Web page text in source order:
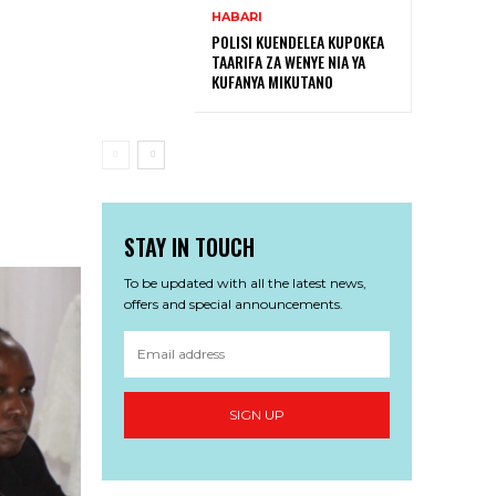
HABARI
POLISI KUENDELEA KUPOKEA
TAARIFA ZA WENYE NIA YA
KUFANYA MIKUTANO
STAY IN TOUCH
To be updated with all the latest news,
offers and special announcements.
SIGN UP